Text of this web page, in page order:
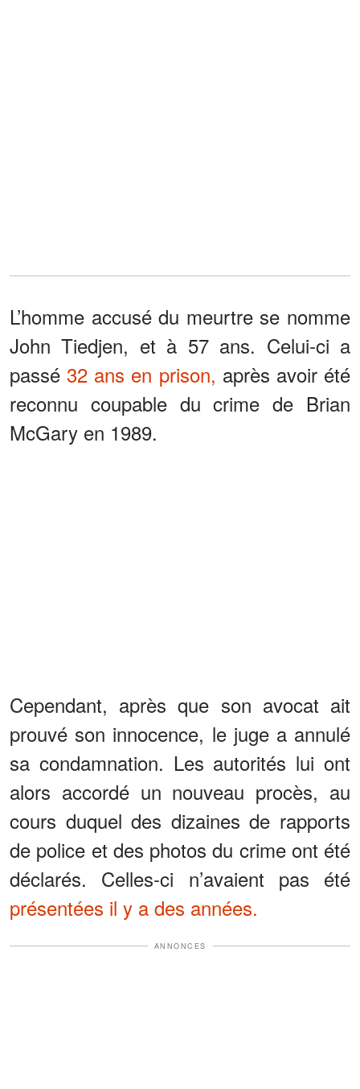
L’homme accusé du meurtre se nomme
John Tiedjen, et à 57 ans. Celui-ci a
passé 32 ans en prison, après avoir été
reconnu coupable du crime de Brian
McGary en 1989.
Cependant, après que son avocat ait
prouvé son innocence, le juge a annulé
sa condamnation. Les autorités lui ont
alors accordé un nouveau procès, au
cours duquel des dizaines de rapports
de police et des photos du crime ont été
déclarés. Celles-ci n’avaient pas été
présentées il y a des années.
ANNONCES